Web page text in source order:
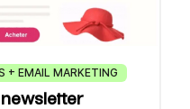
+ EMAIL MARKETING